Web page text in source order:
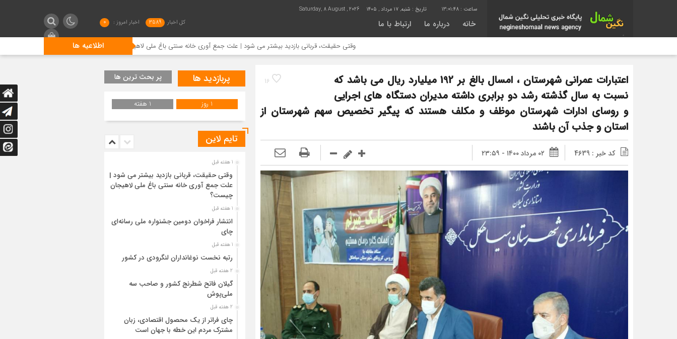
13:01:49 تاریخ : شنبه, ۱۷ مرداد , ۱۴۰۵ Saturday, 8 August , 2026
خانه درباره ما ارتباط با ما کل اخبار 3589 اخبار امروز : 0
اطلاعیه ها وقتی حقیقت، قربانی بازدید بیشتر می شود | علت جمع آوری خانه سنتی باغ ملی لاهیجان چیست؟ انتشار فراخوان دومین
16
اعتبارات عمرانی شهرستان ، امسال بالغ بر 192 میلیارد ریال می باشد که
نسبت به سال گذشته رشد دو برابری داشته مدیران دستگاه های اجرایی
و روسای ادارات شهرستان موظف و مکلف هستند که پیگیر تخصیص سهم شهرستان از
استان و جذب آن باشند
کد خبر : 4639 ۰۲ مرداد ۱۴۰۰ - ۲۳:۵۹
پربازدید ها پر بحث ترین ها
1 روز 1 هفته
تایم لاین
1 هفته قبل
وقتی حقیقت، قربانی بازدید بیشتر می شود |
علت جمع آوری خانه سنتی باغ ملی لاهیجان
چیست؟
1 هفته قبل
انتشار فراخوان دومین جشنواره ملی رسانه‌ای
چای
1 هفته قبل
رتبه نخست نوغانداران لنگرودی در کشور
2 هفته قبل
گیلان فاتح شطرنج کشور و صاحب سه
ملی‌پوش
2 هفته قبل
چای فراتر از یک محصول اقتصادی، زبان
مشترک مردم این خطه با جهان است